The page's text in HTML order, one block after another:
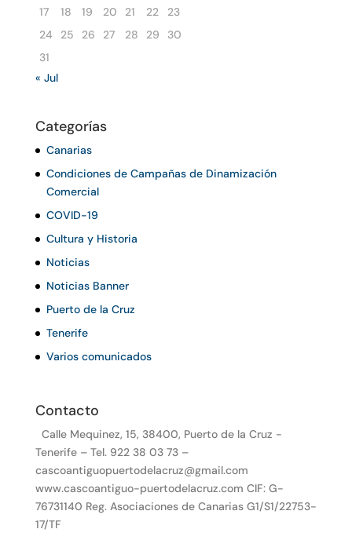
17
18 19 20 21 22
23
24
25 26 27 28 29
30
31
« Jul
Categorías
Canarias
Condiciones de Campañas de Dinamización
Comercial
COVID-19
Cultura y Historia
Noticias
Noticias Banner
Puerto de la Cruz
Tenerife
Varios comunicados
Contacto
Calle Mequinez, 15, 38400, Puerto de la Cruz -
Tenerife – Tel. 922 38 03 73 –
cascoantiguopuertodelacruz@gmail.com
www.cascoantiguo-puertodelacruz.com CIF: G-
76731140 Reg. Asociaciones de Canarias G1/S1/22753-
17/TF